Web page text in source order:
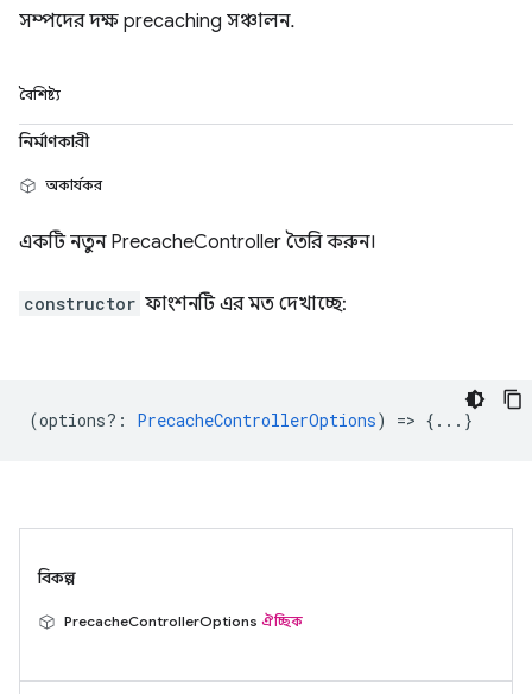
সম্পদের দক্ষ precaching সঞ্চালন.
বৈশিষ্ট্য
নির্মাণকারী
অকার্যকর
একটি নতুন PrecacheController তৈরি করুন।
constructor ফাংশনটি এর মত দেখাচ্ছে:
(options? : PrecacheControllerOptions) => {...}
বিকল্প
PrecacheControllerOptions ঐচ্ছিক